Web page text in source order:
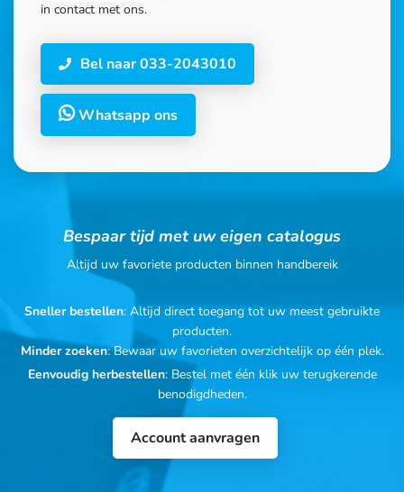
in contact met ons.
Bel naar 033-2043010
Whatsapp ons
Bespaar tijd met uw eigen catalogus
Altijd uw favoriete producten binnen handbereik
Sneller bestellen: Altijd direct toegang tot uw meest gebruikte
producten.
Minder zoeken: Bewaar uw favorieten overzichtelijk op één plek.
Eenvoudig herbestellen: Bestel met één klik uw terugkerende
benodigdheden.
Account aanvragen